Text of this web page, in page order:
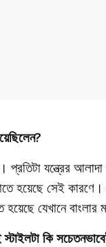
যন্ত্রের
হয়েছে সেই কারণে।
যেখানে বাংলার
কি